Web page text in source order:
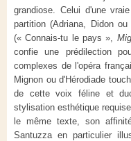
grandiose. Celui d'une
partition (Adriana, Didon
(« Connais-tu le pays »,
confie une prédilection
complexes de l'opéra
Mignon ou d'Hérodiade
de cette voix féline et
stylisation esthétique
le même texte, son
Santuzza en particulier